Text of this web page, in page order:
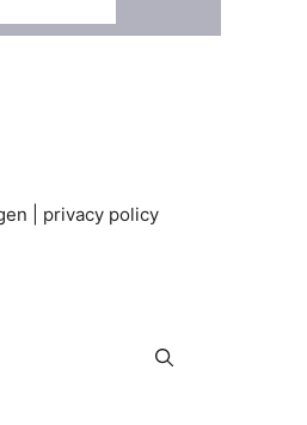
| privacy policy